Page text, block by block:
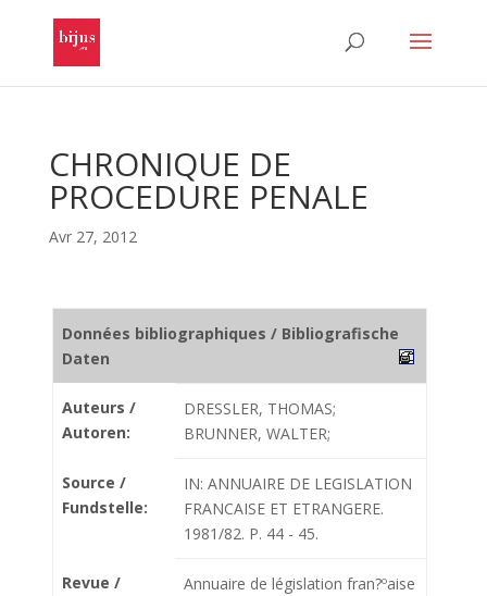
CHRONIQUE DE
PROCEDURE PENALE
Avr 27, 2012
Données bibliographiques / Bibliografische
Daten
Auteurs /
Autoren:
DRESSLER, THOMAS;
BRUNNER, WALTER;
Source /
Fundstelle:
IN: ANNUAIRE DE LEGISLATION
FRANCAISE ET ETRANGERE.
1981/82. P. 44 - 45.
Revue /
Annuaire de législation fran?ºaise